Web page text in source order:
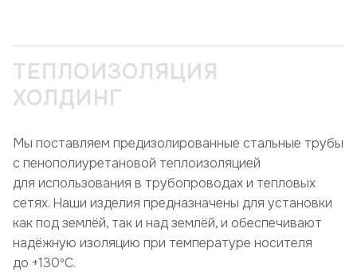
ТЕПЛОИЗОЛЯЦИЯ
ХОЛДИНГ
Мы поставляем предизолированные стальные трубы
с пенополиуретановой теплоизоляцией
для использования в трубопроводах и тепловых
сетях. Наши изделия предназначены для установки
как под землёй, так и над землёй, и обеспечивают
надёжную изоляцию при температуре носителя
до +130ºC.